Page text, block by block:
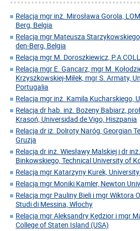
Relacja mgr inż. Mirosława Gorola,
Berg, Belgia
Relacja mgr Mateusza
den-Berg, Belgia
Relacja mgr M. Doroszkiewicz, P.A
Relacja mgr E. Gancarz, mgr M.
Krzyszkowskiej-Miłek, mgr S. Armaty,
Portugalia
Relacja mgr inż. Kamila Kucharskiego,
Relacja dr hab. inż. Bożeny Babiarz,
Krasoń, Universidad de Vigo, Hiszpania
Relacja dr iż. Dolroty Naróg, Georgian
Gruzja
Relacja dr inż. Wiesławy Malskiej i dr
Binkowskiego, Technical University of
Relacja mgr Katarzyny Kurek,
Relacja mgr Moniki Kamler, Newton
Relacja mgr Pauliny Bieli i mgr Wiktora
Studi di Messina, Włochy
Relacja mgr Aleksandry Kędzior i mgr
College of Staten Island (USA)